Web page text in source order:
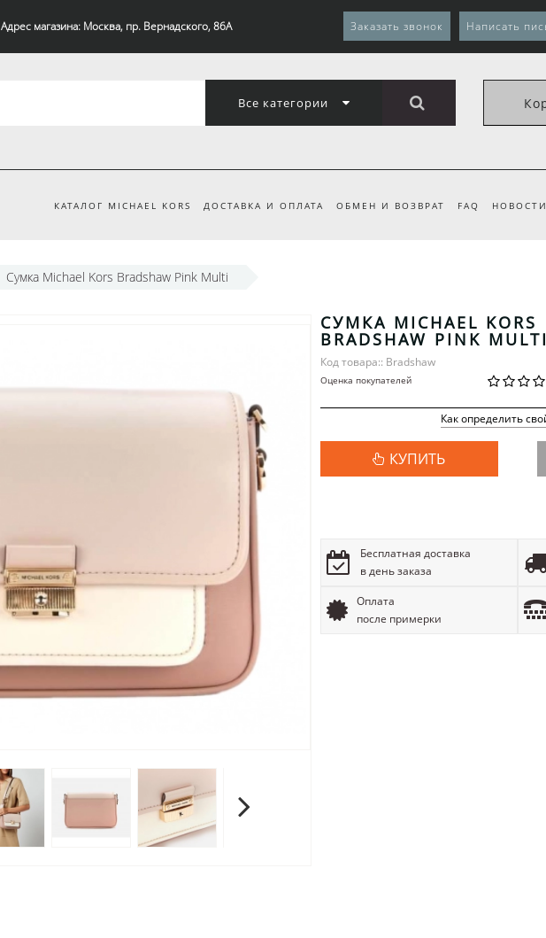
Адрес магазина: Москва, пр. Вернадского, 86А Заказать звонок Написать
Все категории
КАТАЛОГ MICHAEL KORS ДОСТАВКА И ОПЛАТА ОБМЕН И ВОЗВРАТ FAQ НОВОСТИ
Сумка Michael Kors Bradshaw Pink Multi
СУМКА MICHAEL KORS
BRADSHAW PINK MULTI
Код товара:: Bradshaw
Оценка покупателей
Как определить
КУПИТЬ
Бесплатная доставка
в день заказа
Оплата
после примерки